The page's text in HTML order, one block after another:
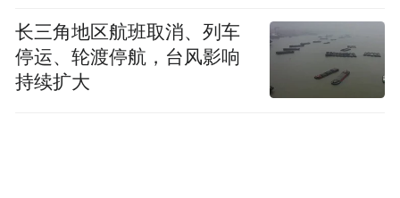
长三角地区航班取消、列车
停运、轮渡停航，台风影响
持续扩大